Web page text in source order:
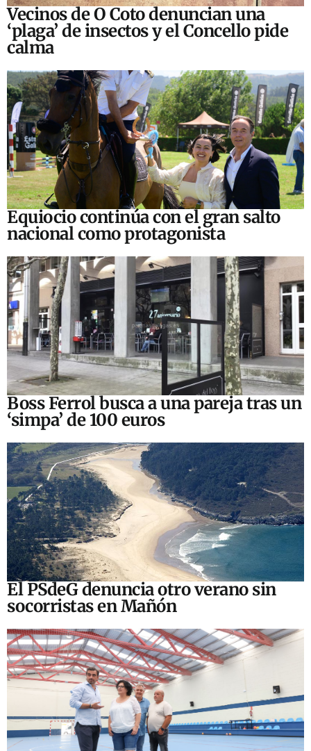
Vecinos de O Coto denuncian una
‘plaga’ de insectos y el Concello pide
calma
Equiocio continúa con el gran salto
nacional como protagonista
Boss Ferrol busca a una pareja tras un
‘simpa’ de 100 euros
El PSdeG denuncia otro verano sin
socorristas en Mañón